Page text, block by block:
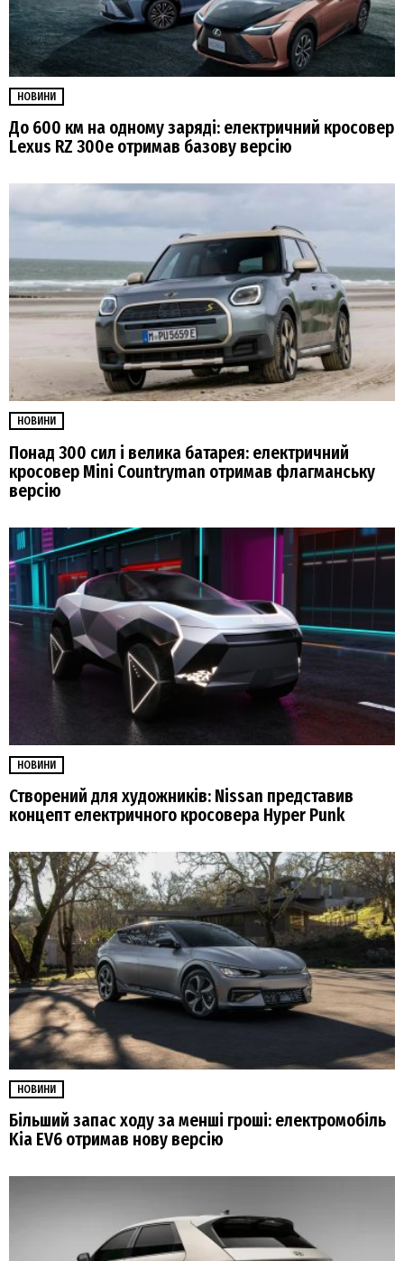
НОВИНИ
До 600 км на одному заряді: електричний кросовер
Lexus RZ 300e отримав базову версію
НОВИНИ
Понад 300 сил і велика батарея: електричний
кросовер Mini Countryman отримав флагманську
версію
НОВИНИ
Створений для художників: Nissan представив
концепт електричного кросовера Hyper Punk
НОВИНИ
Більший запас ходу за менші гроші: електромобіль
Kia EV6 отримав нову версію